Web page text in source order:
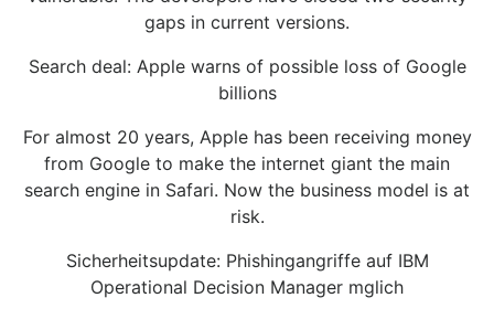
gaps in current versions.
Search deal: Apple warns of possible loss of Google
billions
For almost 20 years, Apple has been receiving money
from Google to make the internet giant the main
search engine in Safari. Now the business model is at
risk.
Sicherheitsupdate: Phishingangriffe auf IBM
Operational Decision Manager mglich